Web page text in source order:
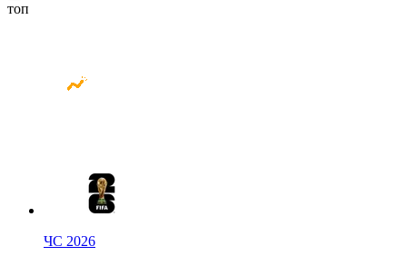
топ
ЧС 2026